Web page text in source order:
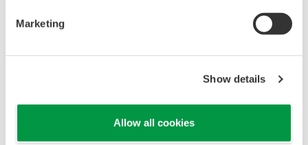
Marketing
Show details
Allow all cookies
高度的可靠性：雙重冗餘總線、強化環境耐受性
維護也是確保系統高可靠性的關鍵因素。與之前版本的